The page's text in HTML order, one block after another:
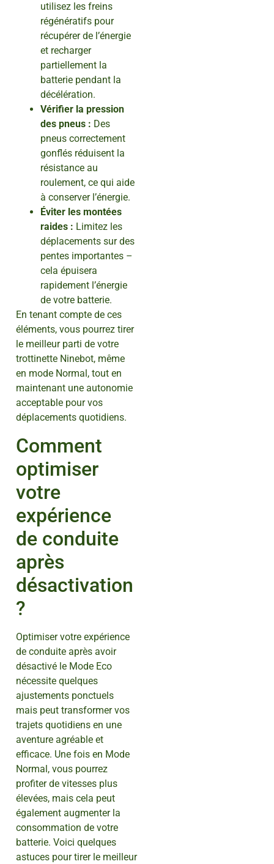
utilisez les freins
régénératifs pour
récupérer de l’énergie
et recharger
partiellement la
batterie pendant la
décélération.
Vérifier la pression
des pneus : Des
pneus correctement
gonflés réduisent la
résistance au
roulement, ce qui aide
à conserver l’énergie.
Éviter les montées
raides : Limitez les
déplacements sur des
pentes importantes –
cela épuisera
rapidement l’énergie
de votre batterie.
En tenant compte de ces
éléments, vous pourrez tirer
le meilleur parti de votre
trottinette Ninebot, même
en mode Normal, tout en
maintenant une autonomie
acceptable pour vos
déplacements quotidiens.
Comment
optimiser
votre
expérience
de conduite
après
désactivation
?
Optimiser votre expérience
de conduite après avoir
désactivé le Mode Eco
nécessite quelques
ajustements ponctuels
mais peut transformer vos
trajets quotidiens en une
aventure agréable et
efficace. Une fois en Mode
Normal, vous pourrez
profiter de vitesses plus
élevées, mais cela peut
également augmenter la
consommation de votre
batterie. Voici quelques
astuces pour tirer le meilleur